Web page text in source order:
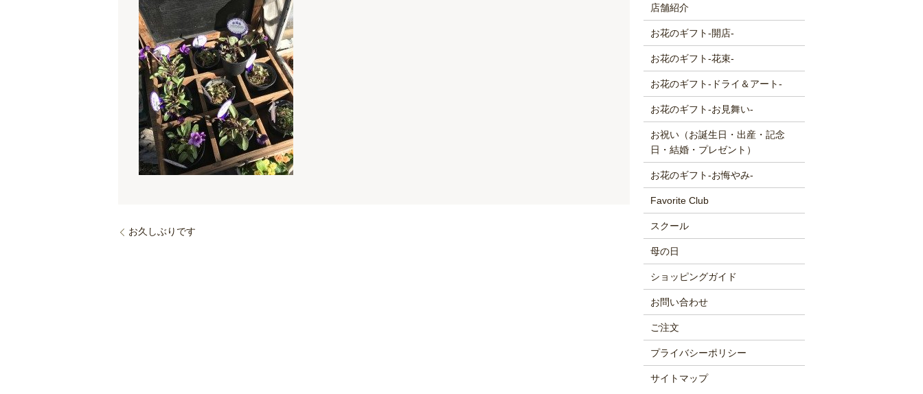
お久しぶりです
店舗紹介
お花のギフト-開店-
お花のギフト-花束-
お花のギフト-ドライ＆アート-
お花のギフト-お見舞い-
お祝い（お誕生日・出産・記念
日・結婚・プレゼント）
お花のギフト-お悔やみ-
Favorite Club
スクール
母の日
ショッピングガイド
お問い合わせ
ご注文
プライバシーポリシー
サイトマップ